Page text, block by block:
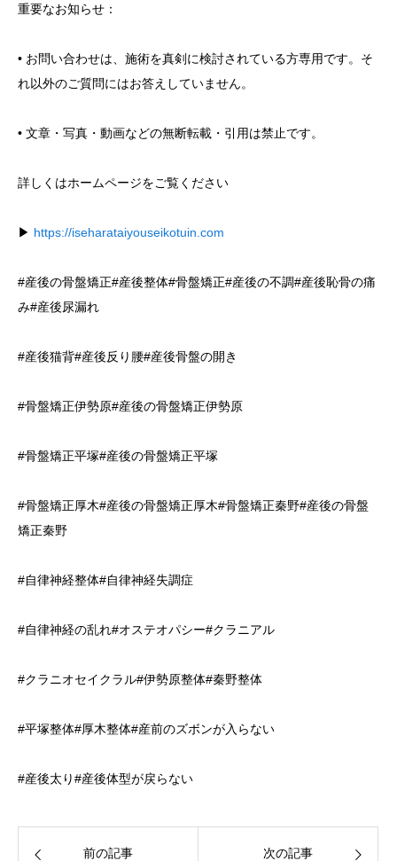
重要なお知らせ：
• お問い合わせは、施術を真剣に検討されている方専用です。そ
れ以外のご質問にはお答えしていません。
• 文章・写真・動画などの無断転載・引用は禁止です。
詳しくはホームページをご覧ください
▶ https://iseharataiyouseikotuin.com
#産後の骨盤矯正#産後整体#骨盤矯正#産後の不調#産後恥骨の痛
み#産後尿漏れ
#産後猫背#産後反り腰#産後骨盤の開き
#骨盤矯正伊勢原#産後の骨盤矯正伊勢原
#骨盤矯正平塚#産後の骨盤矯正平塚
#骨盤矯正厚木#産後の骨盤矯正厚木#骨盤矯正秦野#産後の骨盤
矯正秦野
#自律神経整体#自律神経失調症
#自律神経の乱れ#オステオパシー#クラニアル
#クラニオセイクラル#伊勢原整体#秦野整体
#平塚整体#厚木整体#産前のズボンが入らない
#産後太り#産後体型が戻らない
前の記事 次の記事